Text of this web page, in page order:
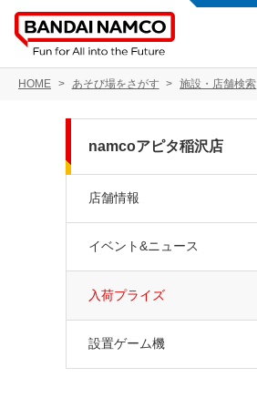
HOME あそび場をさがす 施設・店舗検索
namcoアピタ稲沢店
店舗情報
イベント&ニュース
入荷プライズ
設置ゲーム機